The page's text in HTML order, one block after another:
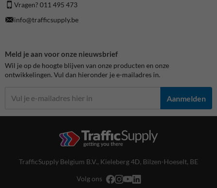
Vragen? 011 495 473
info@trafficsupply.be
Meld je aan voor onze nieuwsbrief
Wil je op de hoogte blijven van onze producten en onze
ontwikkelingen. Vul dan hieronder je e-mailadres in.
Aanmelden
TrafficSupply Belgium B.V., Kieleberg 4D, Bilzen-Hoeselt, BE
Volg ons